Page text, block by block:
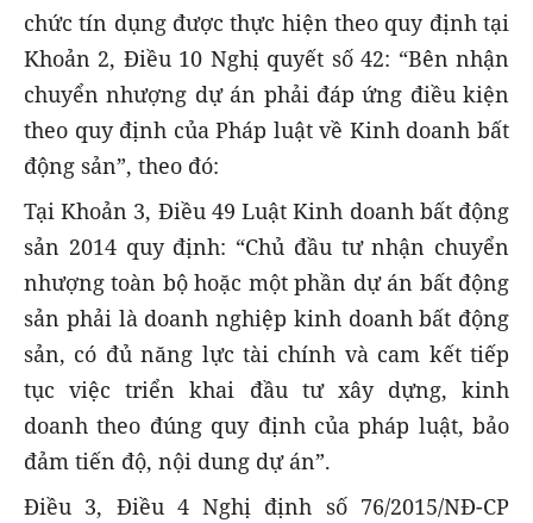
chức tín dụng được thực hiện theo quy định tại
Khoản 2, Điều 10 Nghị quyết số 42: “Bên nhận
chuyển nhượng dự án phải đáp ứng điều kiện
theo quy định của Pháp luật về Kinh doanh bất
động sản”, theo đó:
Tại Khoản 3, Điều 49 Luật Kinh doanh bất động
sản 2014 quy định: “Chủ đầu tư nhận chuyển
nhượng toàn bộ hoặc một phần dự án bất động
sản phải là doanh nghiệp kinh doanh bất động
sản, có đủ năng lực tài chính và cam kết tiếp
tục việc triển khai đầu tư xây dựng, kinh
doanh theo đúng quy định của pháp luật, bảo
đảm tiến độ, nội dung dự án”.
Điều 3, Điều 4 Nghị định số 76/2015/NĐ-CP